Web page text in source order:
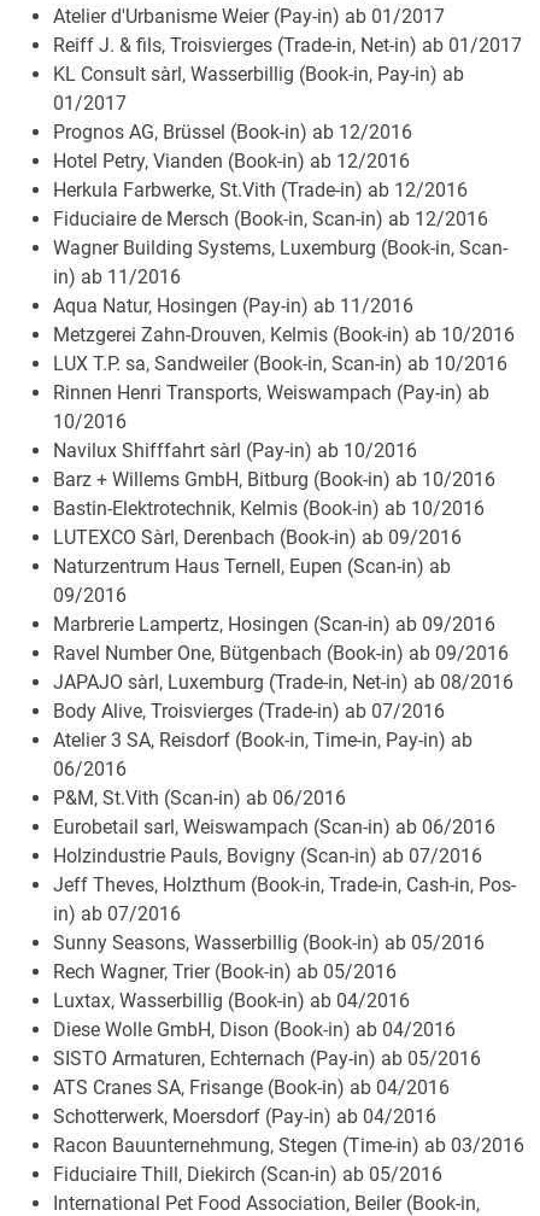
Atelier d'Urbanisme Weier (Pay-in) ab 01/2017
Reiff J. & fils, Troisvierges (Trade-in, Net-in) ab 01/2017
KL Consult sàrl, Wasserbillig (Book-in, Pay-in) ab
01/2017
Prognos AG, Brüssel (Book-in) ab 12/2016
Hotel Petry, Vianden (Book-in) ab 12/2016
Herkula Farbwerke, St.Vith (Trade-in) ab 12/2016
Fiduciaire de Mersch (Book-in, Scan-in) ab 12/2016
Wagner Building Systems, Luxemburg (Book-in, Scan-
in) ab 11/2016
Aqua Natur, Hosingen (Pay-in) ab 11/2016
Metzgerei Zahn-Drouven, Kelmis (Book-in) ab 10/2016
LUX T.P. sa, Sandweiler (Book-in, Scan-in) ab 10/2016
Rinnen Henri Transports, Weiswampach (Pay-in) ab
10/2016
Navilux Shifffahrt sàrl (Pay-in) ab 10/2016
Barz + Willems GmbH, Bitburg (Book-in) ab 10/2016
Bastin-Elektrotechnik, Kelmis (Book-in) ab 10/2016
LUTEXCO Sàrl, Derenbach (Book-in) ab 09/2016
Naturzentrum Haus Ternell, Eupen (Scan-in) ab
09/2016
Marbrerie Lampertz, Hosingen (Scan-in) ab 09/2016
Ravel Number One, Bütgenbach (Book-in) ab 09/2016
JAPAJO sàrl, Luxemburg (Trade-in, Net-in) ab 08/2016
Body Alive, Troisvierges (Trade-in) ab 07/2016
Atelier 3 SA, Reisdorf (Book-in, Time-in, Pay-in) ab
06/2016
P&M, St.Vith (Scan-in) ab 06/2016
Eurobetail sarl, Weiswampach (Scan-in) ab 06/2016
Holzindustrie Pauls, Bovigny (Scan-in) ab 07/2016
Jeff Theves, Holzthum (Book-in, Trade-in, Cash-in, Pos-
in) ab 07/2016
Sunny Seasons, Wasserbillig (Book-in) ab 05/2016
Rech Wagner, Trier (Book-in) ab 05/2016
Luxtax, Wasserbillig (Book-in) ab 04/2016
Diese Wolle GmbH, Dison (Book-in) ab 04/2016
SISTO Armaturen, Echternach (Pay-in) ab 05/2016
ATS Cranes SA, Frisange (Book-in) ab 04/2016
Schotterwerk, Moersdorf (Pay-in) ab 04/2016
Racon Bauunternehmung, Stegen (Time-in) ab 03/2016
Fiduciaire Thill, Diekirch (Scan-in) ab 05/2016
International Pet Food Association, Beiler (Book-in,